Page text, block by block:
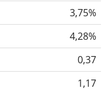
for the ETF
time.
periods. This is
a one year period)
volatility.
3,75%
4,28%
0,37
1,17